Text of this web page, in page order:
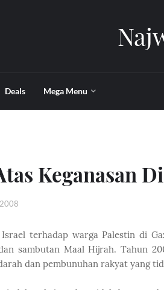
Deals Mega Menu
Keganasan
terhadap warga Palestin di
sambutan Maal Hijrah. Tahun
dan pembunuhan rakyat yang